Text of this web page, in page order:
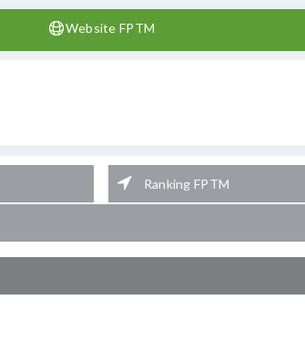
Website FPTM
Ranking FPTM